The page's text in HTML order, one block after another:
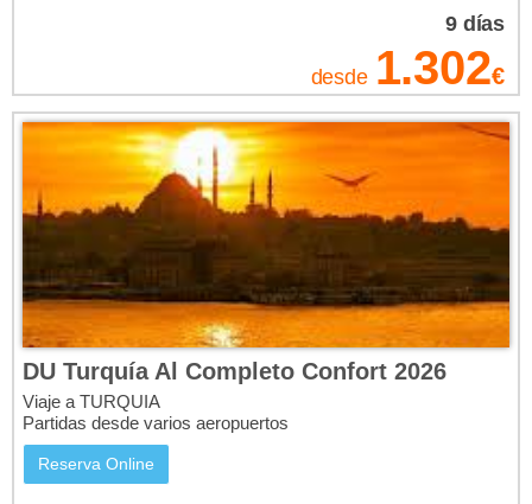
9 días
1.302€
desde
DU Turquía Al Completo Confort 2026
Viaje a TURQUIA
Partidas desde varios aeropuertos
Reserva Online